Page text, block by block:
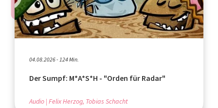
04.08.2026 - 124 Min.
Der Sumpf: M*A*S*H - "Orden für Radar"
Audio Felix Herzog, Tobias Schacht